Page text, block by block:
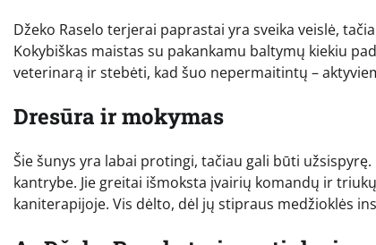
Džeko Raselo terjerai paprastai yra sveika veislė,
Kokybiškas maistas su pakankamu baltymų kiekiu
veterinarą ir stebėti, kad šuo nepermaitintų –
Dresūra ir mokymas
Šie šunys yra labai protingi, tačiau gali būti
kantrybe. Jie greitai išmoksta įvairių komandų ir
kaniterapijoje. Vis dėlto, dėl jų stipraus medžioklės